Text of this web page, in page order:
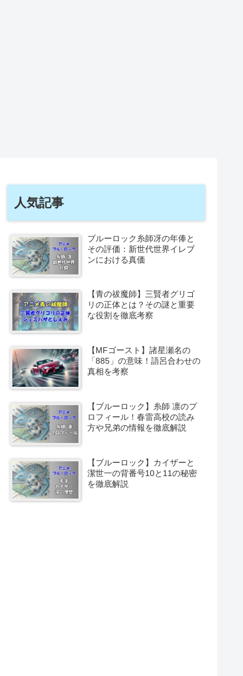
人気記事
ブルーロック糸師冴の年俸と
その評価：新世代世界イレブ
ンにおける真価
【青の祓魔師】三賢者グリゴ
リの正体とは？その謎と重要
な役割を徹底考察
【MFゴースト】諸星瀬名の
「885」の意味！語呂合わせの
真相を考察
【ブルーロック】糸師 凛のプ
ロフィール！春雷高校の読み
方や兄弟の情報を徹底解説
【ブルーロック】カイザーと
潔世一の背番号10と11の秘密
を徹底解説